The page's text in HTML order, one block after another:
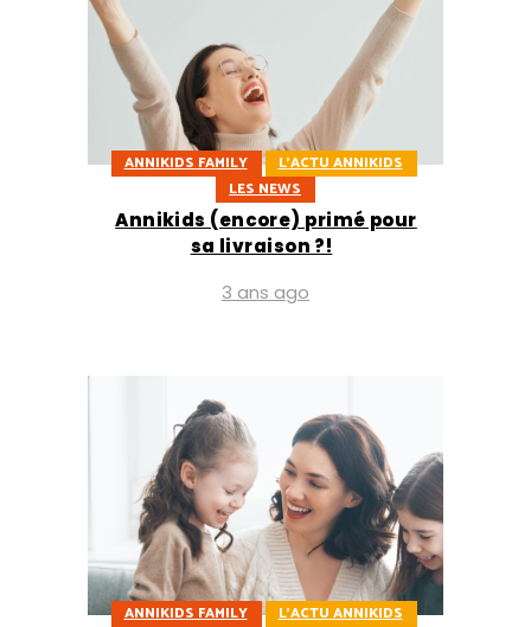
ANNIKIDS FAMILY
L'ACTU ANNIKIDS
LES NEWS
Annikids (encore) primé pour
sa livraison ?!
3 ans ago
ANNIKIDS FAMILY
L'ACTU ANNIKIDS